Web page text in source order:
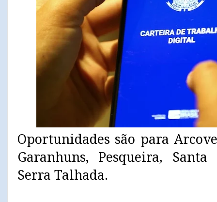
Oportunidades são para
Garanhuns, Pesqueira,
Serra Talhada.